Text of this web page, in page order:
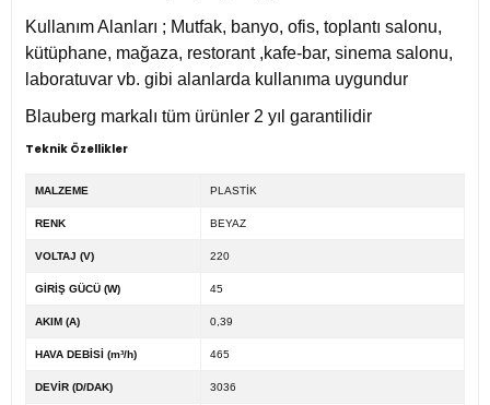
Kullanım Alanları ; Mutfak, banyo, ofis, toplantı salonu,
kütüphane, mağaza, restorant ,kafe-bar, sinema salonu,
laboratuvar vb. gibi alanlarda kullanıma uygundur
Blauberg markalı tüm ürünler 2 yıl garantilidir
Teknik Özellikler
MALZEME PLASTİK
RENK BEYAZ
VOLTAJ (V) 220
GİRİŞ GÜCÜ (W) 45
AKIM (A) 0,39
HAVA DEBİSİ (m³/h) 465
DEVİR (D/DAK) 3036